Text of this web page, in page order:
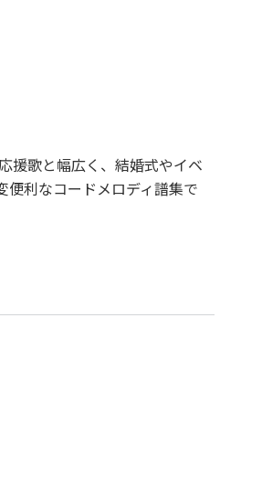
援歌と幅広く、結婚式やイベ
便利なコードメロディ譜集で